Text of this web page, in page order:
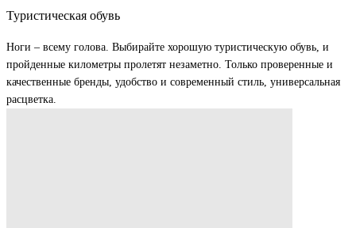
Туристическая обувь
Ноги – всему голова. Выбирайте хорошую туристическую обувь, и
пройденные километры пролетят незаметно. Только проверенные и
качественные бренды, удобство и современный стиль, универсальная
расцветка.